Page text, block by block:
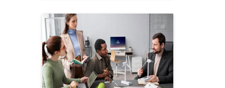
MBA em Gestão
Estratégica do Trabalho,
Compliance e
Sustentabilidade
Detalhes do curso